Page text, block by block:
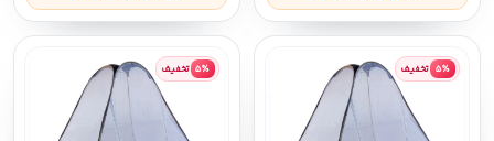
۵٪ تخفیف ۵٪ تخفیف